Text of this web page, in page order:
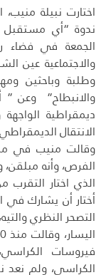
اختارت نبيلة
ندوة “أي
الجمعة في فضاء
والاجتماعية عين
وطلبة وباحثين
والانبطاح” وعن
ديمقراطية
الانتقال
وقالت منيب في
الفرص، وأنه
الذي اختار التقرب
أختار أن يشارك في
التصحر النظري
فيروسات
الكراسي، ولم